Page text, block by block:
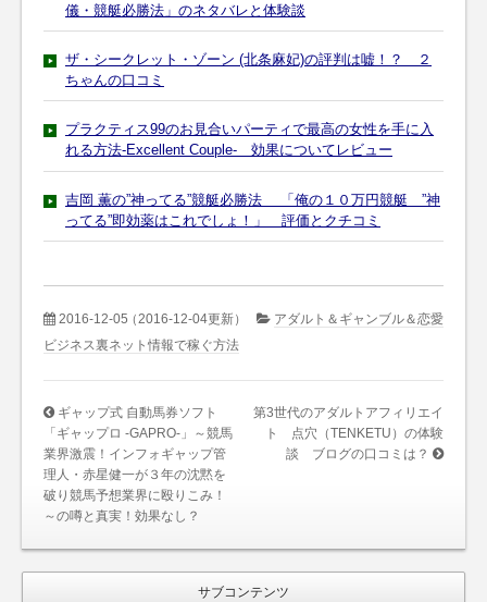
儀・競艇必勝法」のネタバレと体験談
ザ・シークレット・ゾーン (北条麻妃)の評判は嘘！？ ２
ちゃんの口コミ
プラクティス99のお見合いパーティで最高の女性を手に入
れる方法-Excellent Couple- 効果についてレビュー
吉岡 薫の”神ってる”競艇必勝法 「俺の１０万円競艇 ”神
ってる”即効薬はこれでしょ！」 評価とクチコミ
2016-12-05（2016-12-04更新）
アダルト＆ギャンブル＆恋愛
ビジネス裏ネット情報で稼ぐ方法
ギャップ式 自動馬券ソフト
「ギャップロ -GAPRO-」～競馬
業界激震！インフォギャップ管
理人・赤星健一が３年の沈黙を
破り競馬予想業界に殴りこみ！
～の噂と真実！効果なし？
第3世代のアダルトアフィリエイ
ト 点穴（TENKETU）の体験
談 ブログの口コミは？
サブコンテンツ